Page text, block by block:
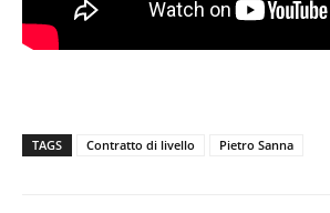
TAGS Contratto di livello Pietro Sanna